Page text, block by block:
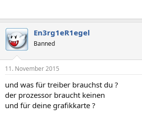
En3rg1eR1egel
Banned
11. November 2015
und was für treiber brauchst du ?
der prozessor braucht keinen
und für deine grafikkarte ?